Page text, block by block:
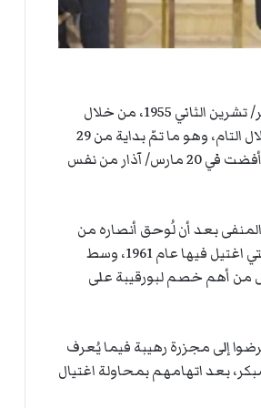
استطاع بورقيبة أن يقلب الطاولة على بن يوسف في مؤتمر صفاقس في نوفمبر/ تشرين الثاني 1955، من خلال
إقناع طيف من الحزب بما أطلق عليه “سياسة المراحل” للحصول على الاستقلال التام، وهو ما تمّ بداية من 29
فبراير/ شباط 1956، عندما افتُتحت في باريس مفاوضات مع الجانب التونسي، أفضت في 20 مارس/ آذار من نفس
بعد أن لُوحق أنصاره من
طرف وزارة الداخلية والبورقيبيين، واستقر في مصر، قبل أن يسافر إلى ألمانيا، التي اغتيل فيها عام 1961، وسط
من أهم خصم لبورقيبة على
إلى مجزرة رهيبة فيما يُعرف
بعد اتهامهم بمحاولة اغتيال